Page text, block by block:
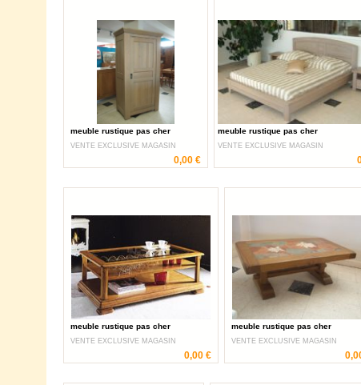
meuble rustique pas cher
VENTE EXCLUSIVE MAGASIN
0,00 €
meuble rustique pas cher
VENTE EXCLUSIVE MAGASIN
meuble rustique pas cher
VENTE EXCLUSIVE MAGASIN
0,00 €
meuble rustique pas cher
VENTE EXCLUSIVE MAGASIN